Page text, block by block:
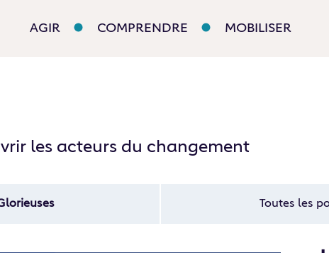
AGIR COMPRENDRE MOBILISER
les acteurs du changement
Toutes les